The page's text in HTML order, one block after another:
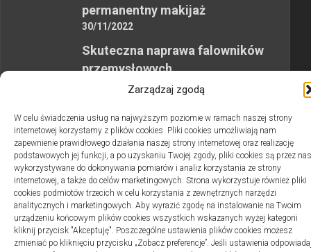
Zarządzaj zgodą
W celu świadczenia usług na najwyższym poziomie w ramach naszej strony
internetowej korzystamy z plików cookies. Pliki cookies umożliwiają nam
zapewnienie prawidłowego działania naszej strony internetowej oraz realizację
podstawowych jej funkcji, a po uzyskaniu Twojej zgody, pliki cookies są przez nas
wykorzystywane do dokonywania pomiarów i analiz korzystania ze strony
internetowej, a także do celów marketingowych. Strona wykorzystuje również pliki
cookies podmiotów trzecich w celu korzystania z zewnętrznych narzędzi
analitycznych i marketingowych. Aby wyrazić zgodę na instalowanie na Twoim
urządzeniu końcowym plików cookies wszystkich wskazanych wyżej kategorii
kliknij przycisk "Akceptuję". Poszczególne ustawienia plików cookies możesz
zmieniać po kliknięciu przycisku „Zobacz preferencje”. Jeśli ustawienia
permanentny makijaż
30/11/2022
Skuteczna naprawa falowników
przemysłowych
12/10/2023
2swiaty.pl © 2026. Wszelkie prawa zastrzeżone.